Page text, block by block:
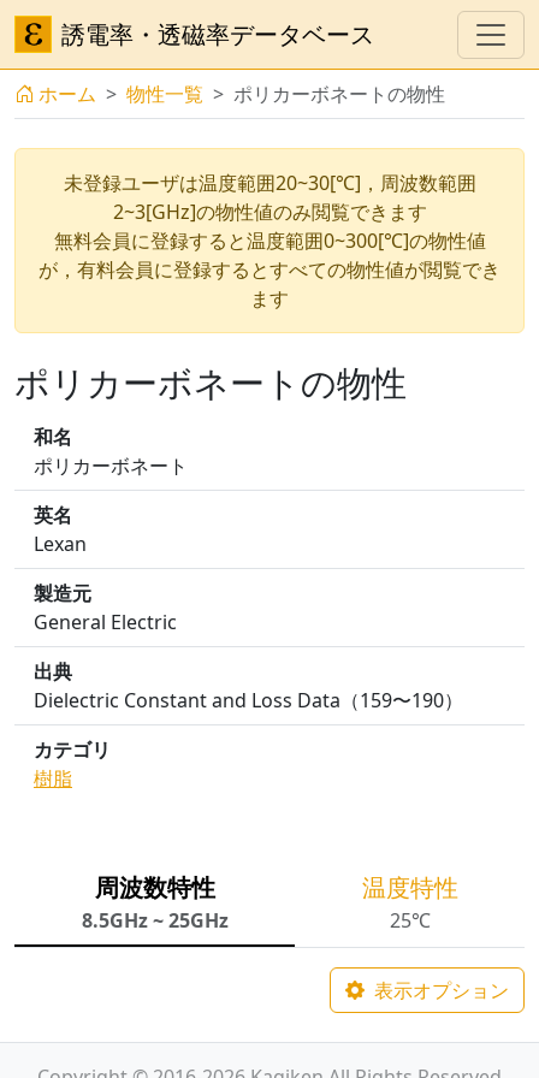
誘電率・透磁率データベース
ホーム 物性一覧 ポリカーボネートの物性
未登録ユーザは温度範囲20~30[℃]，周波数範囲
2~3[GHz]の物性値のみ閲覧できます
無料会員に登録すると温度範囲0~300[℃]の物性値
が，有料会員に登録するとすべての物性値が閲覧でき
ます
ポリカーボネートの物性
和名
ポリカーボネート
英名
Lexan
製造元
General Electric
出典
Dielectric Constant and Loss Data（159〜190）
カテゴリ
樹脂
周波数特性
8.5GHz ~ 25GHz
温度特性
25℃
表示オプション